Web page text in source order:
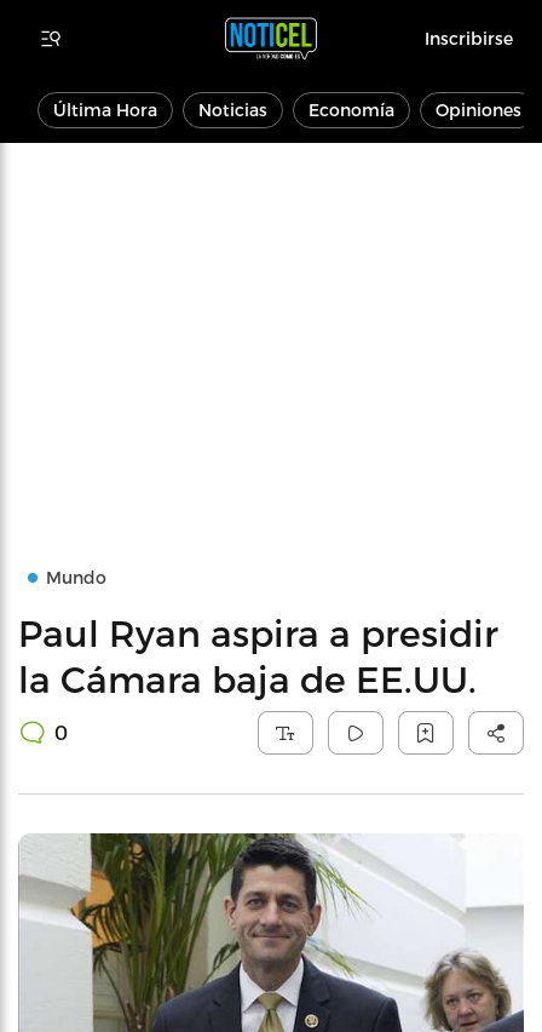
Inscribirse
Última Hora Noticias Economía Opiniones
Mundo
Paul Ryan aspira a presidir
la Cámara baja de EE.UU.
0